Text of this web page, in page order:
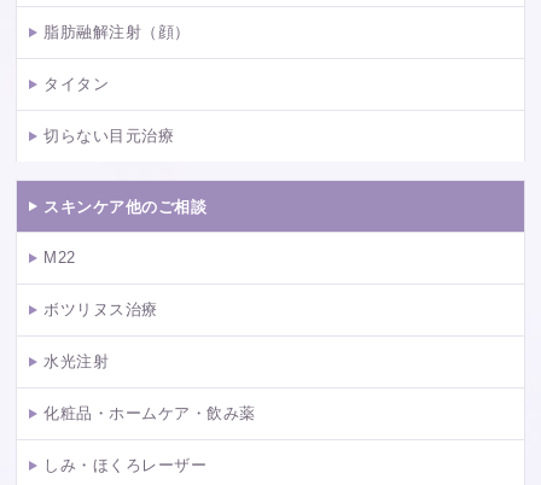
脂肪融解注射（顔）
タイタン
切らない目元治療
スキンケア他のご相談
M22
ボツリヌス治療
水光注射
化粧品・ホームケア・飲み薬
しみ・ほくろレーザー